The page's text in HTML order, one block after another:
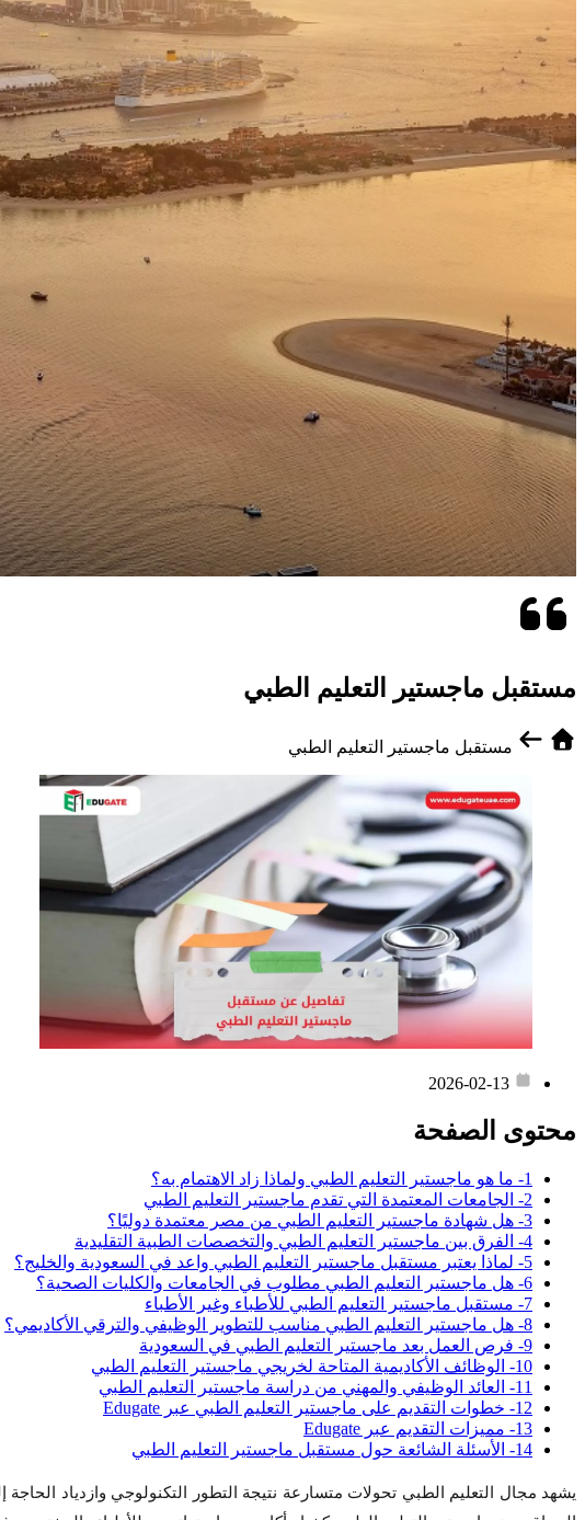
مستقبل ماجستير التعليم الطبي
مستقبل ماجستير التعليم الطبي
2026-02-13
محتوى الصفحة
1- ما هو ماجستير التعليم الطبي ولماذا زاد الاهتمام به؟
2- الجامعات المعتمدة التي تقدم ماجستير التعليم الطبي
3- هل شهادة ماجستير التعليم الطبي من مصر معتمدة دوليًا؟
4- الفرق بين ماجستير التعليم الطبي والتخصصات الطبية التقليدية
5- لماذا يعتبر مستقبل ماجستير التعليم الطبي واعد في السعودية والخليج؟
6- هل ماجستير التعليم الطبي مطلوب في الجامعات والكليات الصحية؟
7- مستقبل ماجستير التعليم الطبي للأطباء وغير الأطباء
8- هل ماجستير التعليم الطبي مناسب للتطوير الوظيفي والترقي الأكاديمي؟
9- فرص العمل بعد ماجستير التعليم الطبي في السعودية
10- الوظائف الأكاديمية المتاحة لخريجي ماجستير التعليم الطبي
11- العائد الوظيفي والمهني من دراسة ماجستير التعليم الطبي
12- خطوات التقديم على ماجستير التعليم الطبي عبر Edugate
13- مميزات التقديم عبر Edugate
14- الأسئلة الشائعة حول مستقبل ماجستير التعليم الطبي
يشهد مجال التعليم الطبي تحولات متسارعة نتيجة التطور التكنولوجي وازدياد